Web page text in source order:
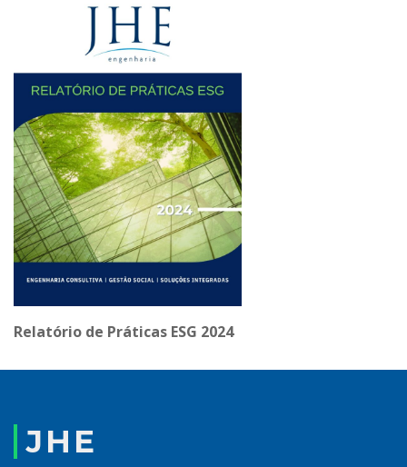
Relatório de Práticas ESG 2024
JHE